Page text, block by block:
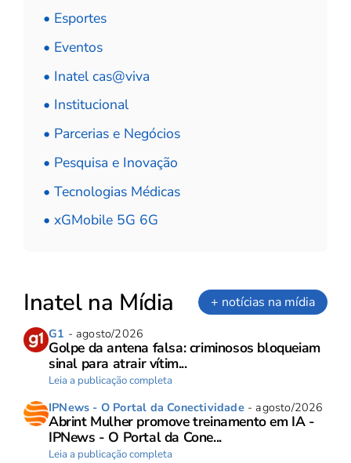
• Esportes
• Eventos
• Inatel cas@viva
• Institucional
• Parcerias e Negócios
• Pesquisa e Inovação
• Tecnologias Médicas
• xGMobile 5G 6G
Inatel na Mídia + notícias na mídia
G1 - agosto/2026
Golpe da antena falsa: criminosos bloqueiam
sinal para atrair vítim...
Leia a publicação completa
IPNews - O Portal da Conectividade- agosto/2026
Abrint Mulher promove treinamento em IA -
IPNews - O Portal da Cone...
Leia a publicação completa